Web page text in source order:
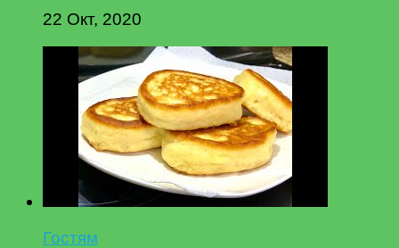
22 Окт, 2020
Гостям